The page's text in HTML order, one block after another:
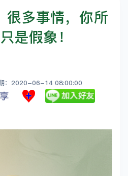
很多事情，你所
是假象！
：2020-06-14 08:00:00